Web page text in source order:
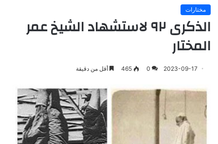
مختارات
الذكرى ٩٢ لاستشهاد الشيخ عمر
المختار
2023-09-17
0
465 أقل من دقيقة